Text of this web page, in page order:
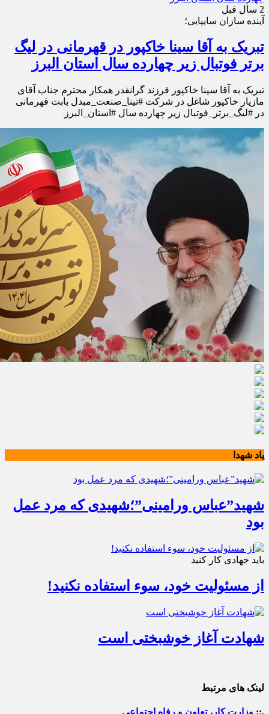
2 سال قبل
آینده سازان سایپایی؛
تبریک به آقا سینا خاکپور در قهرمانی در لیگ
برتر فوتبال زیر چهارده سال استان البرز
تبریک به آقا سینا خاکپور فرزند گرانقدر همکار محترم جناب آقای
مازیار خاکپور شاغل در شرکت #تینا_صنعت_مبدل بابت قهرمانی
در #لیگ_برتر_فوتبال زیر چهارده سال #استان_البرز
یاد شهدا
شهید”عباس ورامینی”؛شهیدی که مرد عمل
بود
باید جهادی کار کنید
از مسئولیت خود، سوء استفاده نکنید!
شهادت آغاز خوشبختی است
لینک های مرتبط